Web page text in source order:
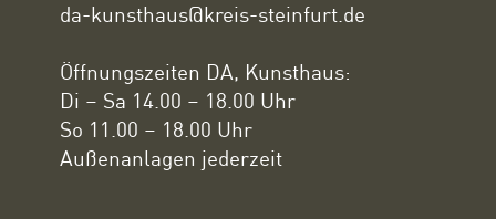
da-kunsthaus@kreis-steinfurt.de
Öffnungszeiten DA, Kunsthaus:
Di – Sa 14.00 – 18.00 Uhr
So 11.00 – 18.00 Uhr
Außenanlagen jederzeit